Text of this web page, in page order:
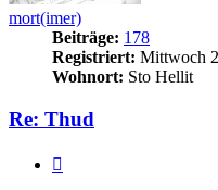
mort(imer)
Beiträge: 178
Registriert: Mittwoch
Wohnort: Sto Hellit
Re: Thud